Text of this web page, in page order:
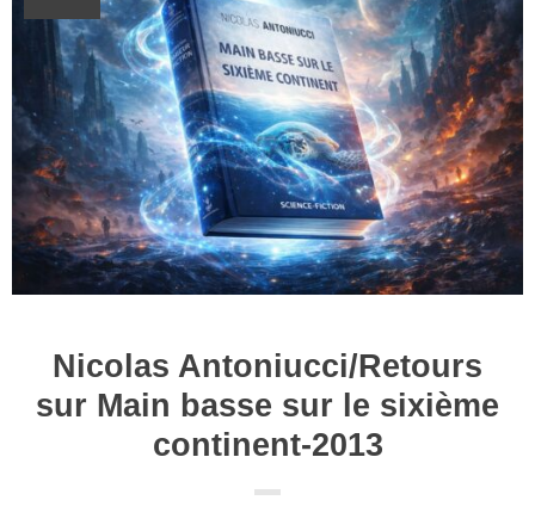
Nicolas Antoniucci/Retours
sur Main basse sur le sixième
continent-2013